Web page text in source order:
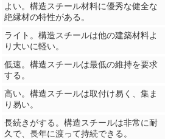
よい。構造スチール材料に優秀な健全な
絶縁材の特性がある。
ライト。構造スチールは他の建築材料よ
り大いに軽い。
低速。構造スチールは最低の維持を要求
する。
高い。構造スチールは取付け易く、集ま
り易い。
長続きがする。構造スチールは非常に耐
久で、長年に渡って持続できる。